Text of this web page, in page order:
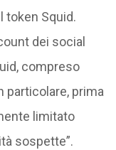
token Squid.
dei social
compreso
particolare, prima
limitato
sospette”.